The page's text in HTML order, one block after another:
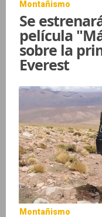
Montañismo
Se
película
sobre la
Everest
Montañismo